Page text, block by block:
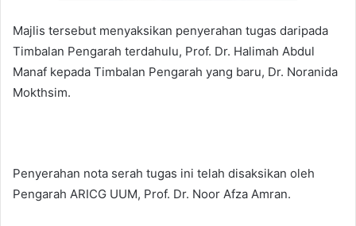
Majlis tersebut menyaksikan penyerahan tugas daripada
Timbalan Pengarah terdahulu, Prof. Dr. Halimah Abdul
Manaf kepada Timbalan Pengarah yang baru, Dr. Noranida
Mokthsim.
Penyerahan nota serah tugas ini telah disaksikan oleh
Pengarah ARICG UUM, Prof. Dr. Noor Afza Amran.